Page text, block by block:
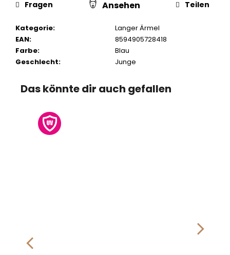
Kategorie:
Langer Ärmel
EAN:
8594905728418
Farbe:
Blau
Geschlecht: Junge
Fragen Ansehen Teilen
Das könnte dir auch gefallen